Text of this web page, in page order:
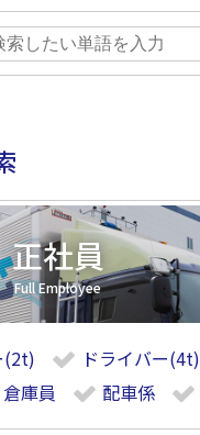
正社員
(2t)
ドライバー(4t)
倉庫員 配車係